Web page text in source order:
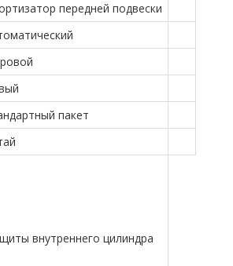
передней подвески
пакет
внутреннего цилиндра